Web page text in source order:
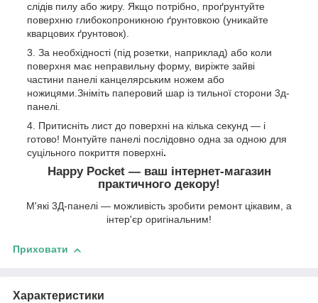
слідів пилу або жиру. Якщо потрібно, проґрунтуйте
поверхню глибокопроникною ґрунтовкою (уникайте
кварцових ґрунтовок).
За необхідності (під розетки, наприклад) або коли
поверхня має неправильну форму, виріжте зайві
частини панелі канцелярським ножем або
ножицями.Зніміть паперовий шар із тильної сторони 3д-
панелі.
Притисніть лист до поверхні на кілька секунд — і
готово! Монтуйте панелі послідовно одна за одною для
суцільного покриття поверхні.
Happy Pocket — ваш інтернет-магазин
практичного декору!
М'які 3Д-панелі — можливість зробити ремонт цікавим, а
інтер'єр оригінальним!
Приховати
Характеристики